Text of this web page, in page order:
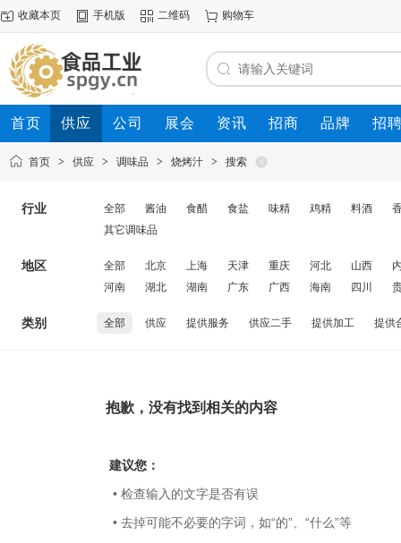
收藏本页 手机版 二维码 购物车
首页 供应 公司 展会 资讯 招商 品牌 招
首页 > 供应 > 调味品 > 烧烤汁 > 搜索
行业 全部 酱油 食醋 食盐 味精 鸡精 料酒
其它调味品
地区 全部 北京 上海 天津 重庆 河北 山西
河南
湖北 湖南 广东 广西 海南 四川
类别 全部 供应 提供服务 供应二手 提供加工 提供
抱歉，没有找到相关的内容
建议您：
• 检查输入的文字是否有误
• 去掉可能不必要的字词，如“的”、“什么”等